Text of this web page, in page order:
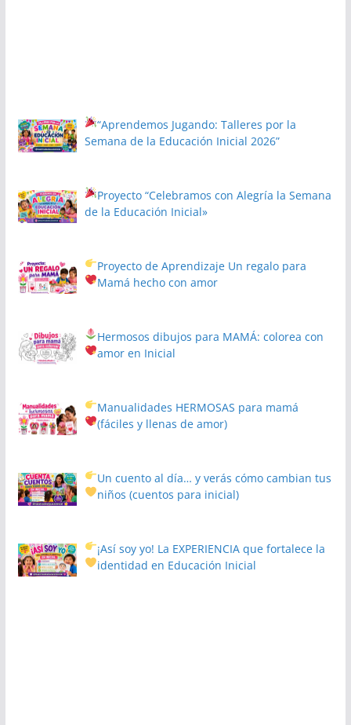
“Aprendemos Jugando: Talleres por la
Semana de la Educación Inicial 2026”
Proyecto“Celebramos con Alegría la Semana
de la Educación Inicial»
Proyecto de Aprendizaje Un regalo para
Mamá hecho con amor
Hermosos dibujos para MAMÁ: colorea con
amor en Inicial
Manualidades HERMOSAS para mamá
(fáciles y llenas de amor)
Un cuento al día… y verás cómo cambian tus
niños(cuentos para inicial)
¡Así soy yo! La EXPERIENCIA que fortalece la
identidad en Educación Inicial